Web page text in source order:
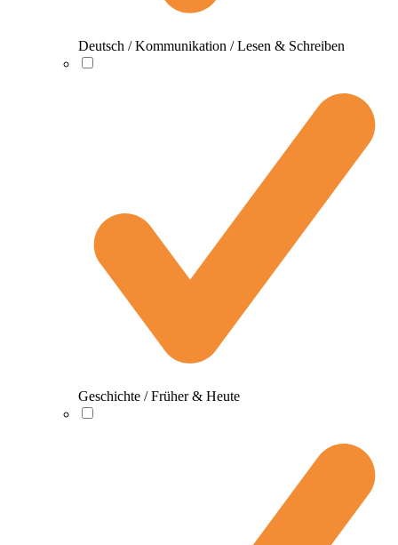
Deutsch / Kommunikation / Lesen & Schreiben
Geschichte / Früher & Heute